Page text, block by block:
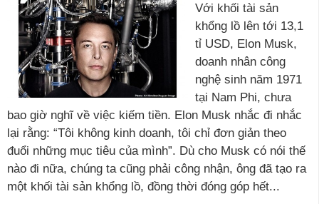
Với khối tài sản
khổng lồ lên tới 13,1
tỉ USD, Elon Musk,
doanh nhân công
nghệ sinh năm 1971
tại Nam Phi, chưa
bao giờ nghĩ về việc kiếm tiền. Elon Musk nhắc đi nhắc
lại rằng: “Tôi không kinh doanh, tôi chỉ đơn giản theo
đuổi những mục tiêu của mình”. Dù cho Musk có nói thế
nào đi nữa, chúng ta cũng phải công nhận, ông đã tạo ra
một khối tài sản khổng lồ, đồng thời đóng góp hết...